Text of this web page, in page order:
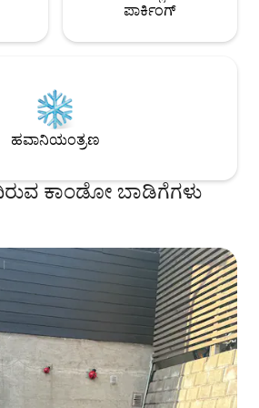
ಪಾರ್ಕಿಂಗ್
ಹವಾನಿಯಂತ್ರಣ
ಕಾಂಡೋ ಬಾಡಿಗೆಗಳು